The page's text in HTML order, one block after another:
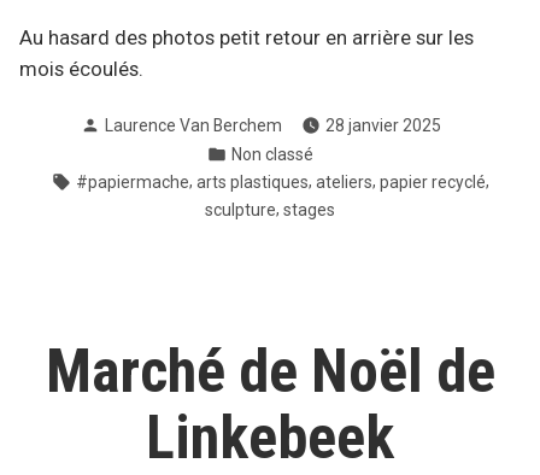
Au hasard des photos petit retour en arrière sur les
mois écoulés.
Publié
Laurence Van Berchem
28 janvier 2025
Publié
dans
Non classé
Étiquettes :
#papiermache, arts plastiques, ateliers, papier recyclé,
sculpture, stages
Marché de Noël de
Linkebeek